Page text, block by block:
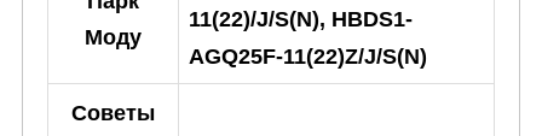
Моду
11(22)/J/S(N), HBDS1-
AGQ25F-11(22)Z/J/S(N)
Советы